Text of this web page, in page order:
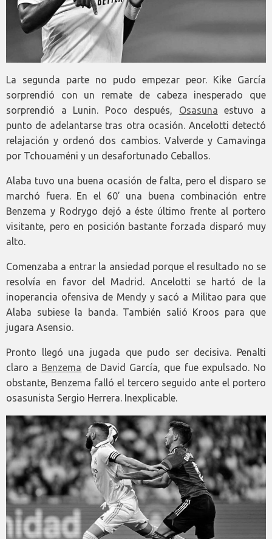
La segunda parte no pudo empezar peor. Kike García
sorprendió con un remate de cabeza inesperado que
sorprendió a Lunin. Poco después, Osasuna estuvo a
punto de adelantarse tras otra ocasión. Ancelotti detectó
relajación y ordenó dos cambios. Valverde y Camavinga
por Tchouaméni y un desafortunado Ceballos.
Alaba tuvo una buena ocasión de falta, pero el disparo se
marchó fuera. En el 60’ una buena combinación entre
Benzema y Rodrygo dejó a éste último frente al portero
visitante, pero en posición bastante forzada disparó muy
alto.
Comenzaba a entrar la ansiedad porque el resultado no se
resolvía en favor del Madrid. Ancelotti se hartó de la
inoperancia ofensiva de Mendy y sacó a Militao para que
Alaba subiese la banda. También salió Kroos para que
jugara Asensio.
Pronto llegó una jugada que pudo ser decisiva. Penalti
claro a Benzema de David García, que fue expulsado. No
obstante, Benzema falló el tercero seguido ante el portero
osasunista Sergio Herrera. Inexplicable.